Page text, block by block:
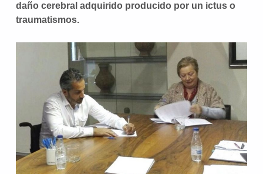
daño cerebral adquirido producido por un ictus o
traumatismos.